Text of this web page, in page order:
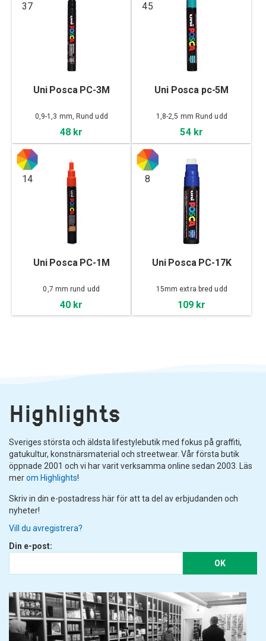
37
Uni Posca PC-3M
0,9-1,3 mm, Rund udd
48 kr
45
Uni Posca pc-5M
1,8-2,5 mm Rund udd
54 kr
14
Uni Posca PC-1M
0,7 mm rund udd
40 kr
8
Uni Posca PC-17K
15mm extra bred udd
109 kr
Highlights
Sveriges största och äldsta lifestylebutik med fokus på graffiti,
gatukultur, konstnärsmaterial och streetwear. Vår första butik
öppnade 2001 och vi har varit verksamma online sedan 2003. Läs
merom Highlights!
Skriv in din e-postadress här för att ta del av erbjudanden och
nyheter!
Vill du avregistrera?
Din e-post:
OK